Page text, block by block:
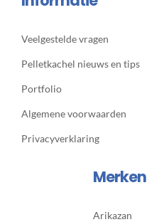
Veelgestelde vragen
Pelletkachel nieuws en tips
Portfolio
Algemene voorwaarden
Privacyverklaring
Merken
Arikazan